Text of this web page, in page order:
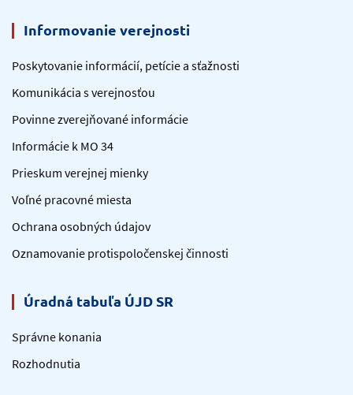
Informovanie verejnosti
Poskytovanie informácií, petície a sťažnosti
Komunikácia s verejnosťou
Povinne zverejňované informácie
Informácie k MO 34
Prieskum verejnej mienky
Voľné pracovné miesta
Ochrana osobných údajov
Oznamovanie protispoločenskej činnosti
Úradná tabuľa ÚJD SR
Správne konania
Rozhodnutia